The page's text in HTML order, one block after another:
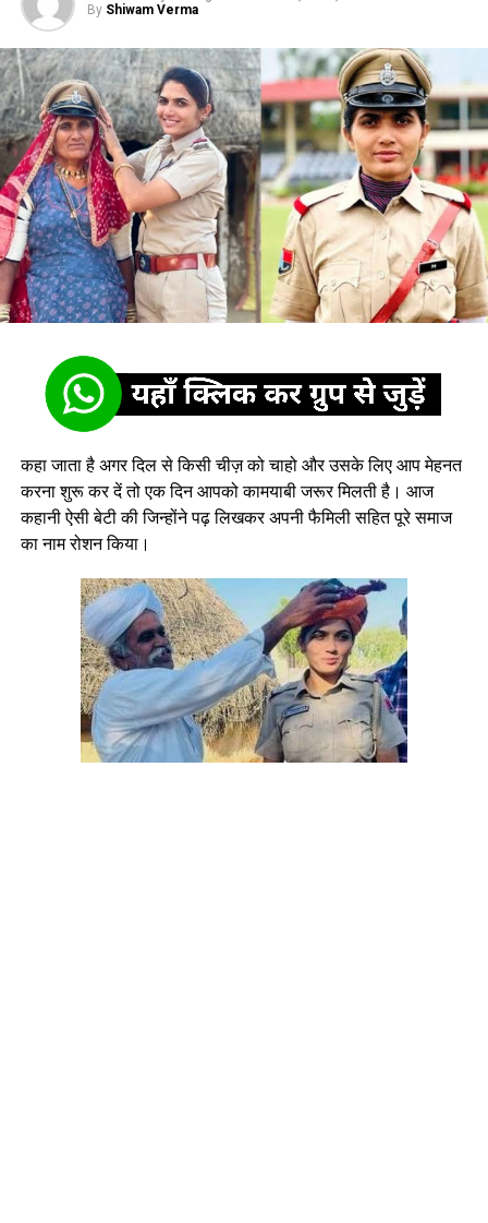
By Shiwam Verma
कहा जाता है अगर दिल से किसी चीज़ को चाहो और उसके लिए आप मेहनत
करना शुरू कर दें तो एक दिन आपको कामयाबी जरूर मिलती है। आज
कहानी ऐसी बेटी की जिन्होंने पढ़ लिखकर अपनी फैमिली सहित पूरे समाज
का नाम रोशन किया।